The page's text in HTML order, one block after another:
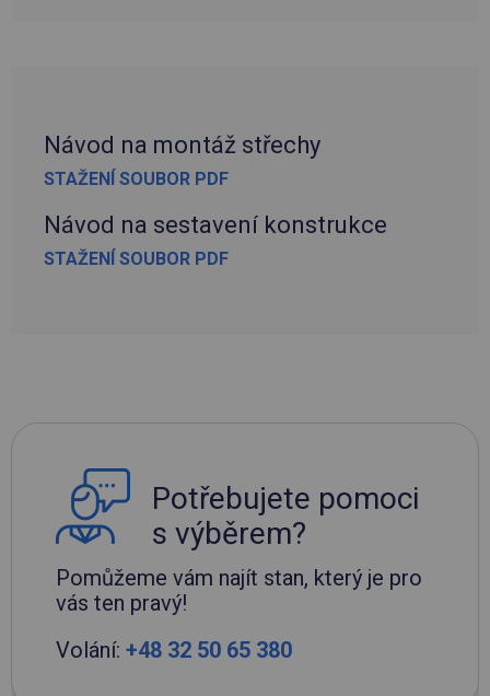
Návod na montáž střechy
STAŽENÍ SOUBOR PDF
Návod na sestavení konstrukce
STAŽENÍ SOUBOR PDF
Potřebujete pomoci
s výběrem?
Pomůžeme vám najít stan, který je pro
vás ten pravý!
Volání: +48 32 50 65 380